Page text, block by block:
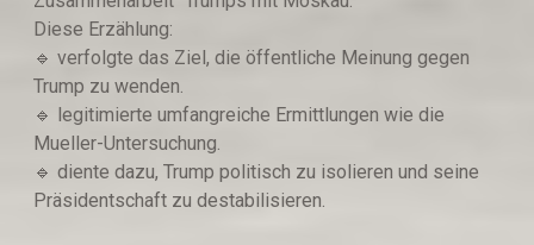
Diese Erzählung:
🔹️ verfolgte das Ziel, die öffentliche Meinung gegen
Trump zu wenden.
🔹️ legitimierte umfangreiche Ermittlungen wie die
Mueller-Untersuchung.
🔹️ diente dazu, Trump politisch zu isolieren und seine
Präsidentschaft zu destabilisieren.